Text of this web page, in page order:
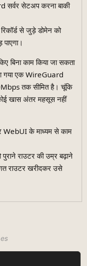
सर्वर सेटअप करना बाकी
से जुड़े डोमेन को
बिना काम किया जा सकता
गया एक WireGuard
तक सीमित है। चूंकि
खास अंतर महसूस नहीं
WebUI के माध्यम से काम
राउटर की उम्र बढ़ाने
राउटर खरीदकर उसे